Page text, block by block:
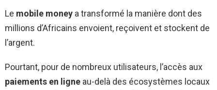
Le mobile money a transformé la manière dont des
millions d’Africains envoient, reçoivent et stockent de
l’argent.
Pourtant, pour de nombreux utilisateurs, l’accès aux
paiements en ligne au-delà des écosystèmes locaux